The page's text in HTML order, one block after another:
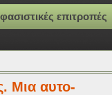
επιτροπές
Μια αυτο-